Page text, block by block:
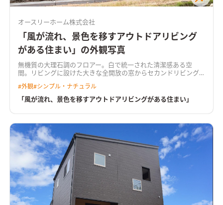
オースリーホーム株式会社
「風が流れ、景色を移すアウトドアリビング
がある住まい」の外観写真
無機質の大理石調のフロアー。白で統一された清潔感ある空
間。リビングに設けた大きな全開放の窓からセカンドリビング
こだわりスペース。 友人の多い施主様は家族ぐるみでバーべキ
ューをすることを家づくりの中心にした。雨が降れば屋根付き
る設計に。キッチンから直接ウッドデッキに出入りできる窓も
設けた。バーベキューの配膳、後片付けがとっても楽になる様
工夫した。 ゲストがまっすぐバーべキュー会場である芝生に行
けるウェルカムアプローチ。 写真では見えないが玄関対面には
バーべキュー道具や芝生のメンテ機材が入れられる大きな外部
収納を設けた。楽しい休日が過ごせる配慮満載になっている。
白で統一したおしゃれな玄関ホール。造作の下駄箱と大きい窓
から入る光が趣ある空間を作り出している。 収納力重視の洗面
室。お子様用のタンスも入れるゆとりの空間。 家族全員の下着
やタオルは全てここに収納できるようにした。 凹凸のある個性
#外観#シンプル・ナチュラル
「風が流れ、景色を移すアウトドアリビングがある住まい」